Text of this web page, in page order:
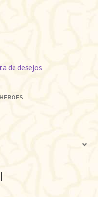
de desejos